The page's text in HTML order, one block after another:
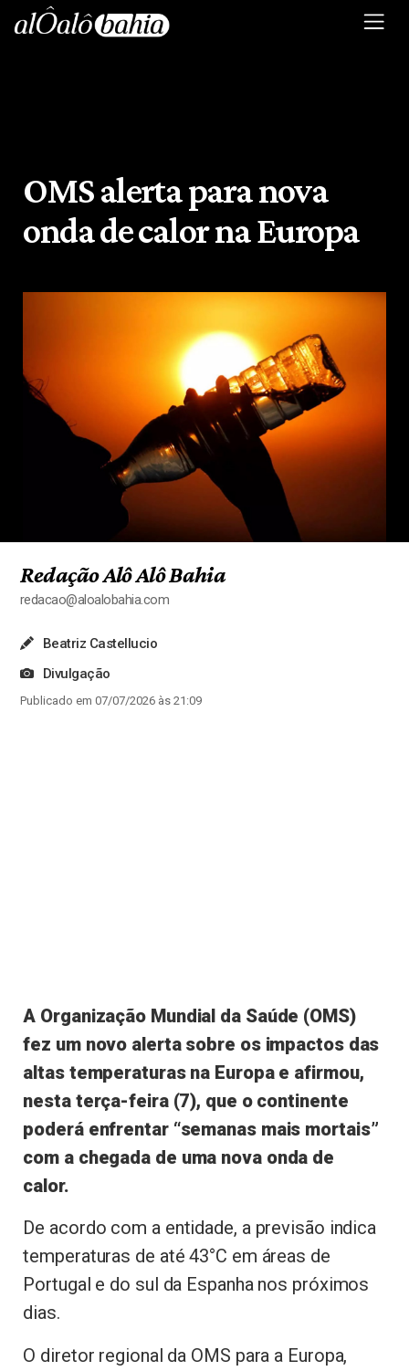
OMS alerta para nova
onda de calor na Europa
Redação Alô Alô Bahia
redacao@aloalobahia.com
Beatriz Castellucio
Divulgação
Publicado em 07/07/2026 às 21:09
A Organização Mundial da Saúde (OMS)
fez um novo alerta sobre os impactos das
altas temperaturas na Europa e afirmou,
nesta terça-feira (7), que o continente
poderá enfrentar “semanas mais mortais”
com a chegada de uma nova onda de
calor.
De acordo com a entidade, a previsão indica
temperaturas de até 43°C em áreas de
Portugal e do sul da Espanha nos próximos
dias.
O diretor regional da OMS para a Europa,